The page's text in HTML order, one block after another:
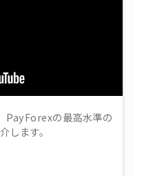
PayForexの最高水準の
します。